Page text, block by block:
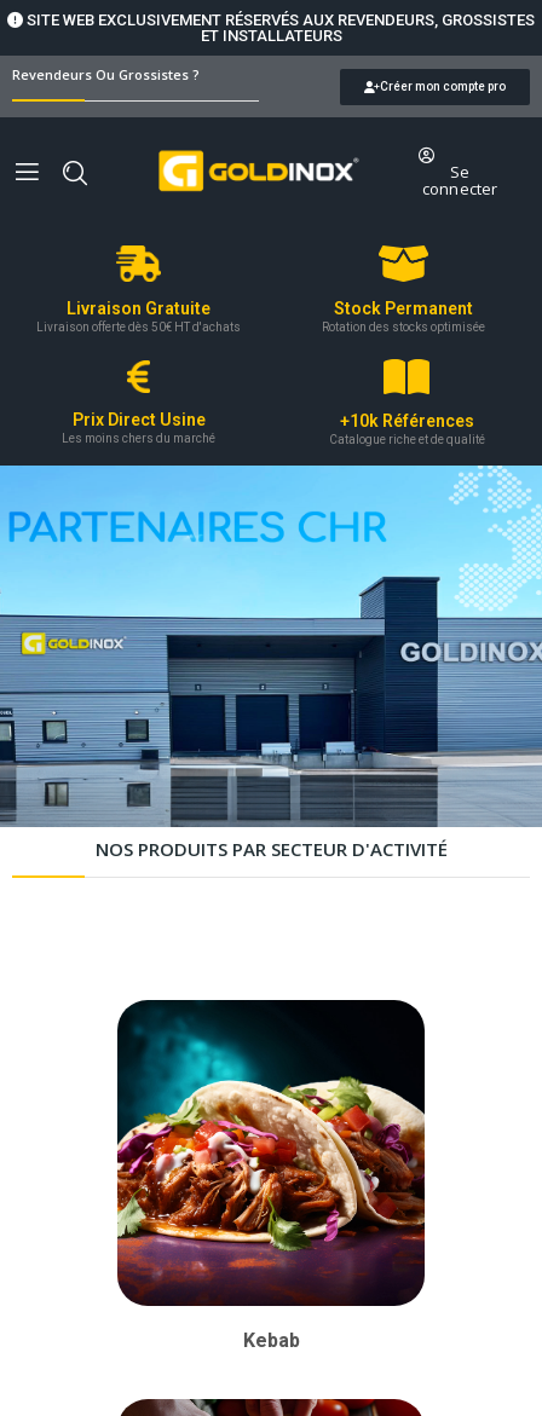
SITE WEB EXCLUSIVEMENT RÉSERVÉS AUX REVENDEURS, GROSSISTES
ET INSTALLATEURS
Revendeurs Ou Grossistes ?
Créer mon compte pro
Se
connecter
Livraison Gratuite
Livraison offerte dès 50€ HT d'achats
Stock Permanent
Rotation des stocks optimisée
Prix Direct Usine
Les moins chers du marché
+10k Références
Catalogue riche et de qualité
NOS PRODUITS PAR SECTEUR D'ACTIVITÉ
Kebab